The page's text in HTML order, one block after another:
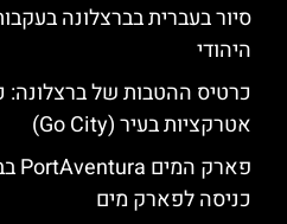
סיור בעברית בברצלונה
היהודי
כרטיס ההטבות של ברצלונה:
אטרקציות בעיר (Go City)
כניסה לפארק מים